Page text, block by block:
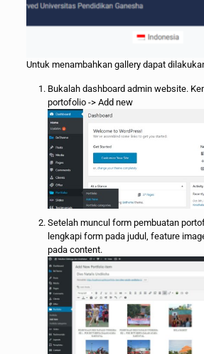
Untuk menambahkan gallery dapat
Bukalah dashboard admin website.
portofolio -> Add new
Setelah muncul form pembuatan
lengkapi form pada judul, feature
pada content.